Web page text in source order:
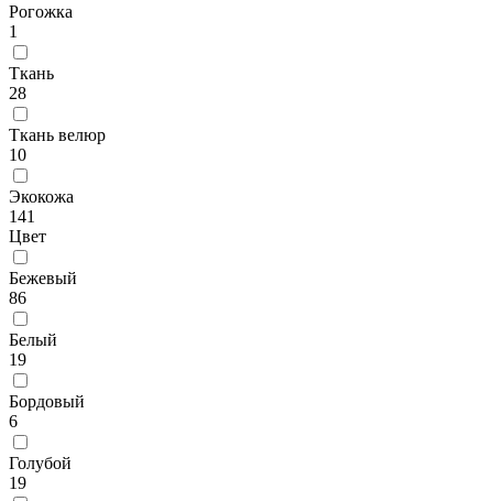
Рогожка
1
Ткань
28
Ткань велюр
10
Экокожа
141
Цвет
Бежевый
86
Белый
19
Бордовый
6
Голубой
19